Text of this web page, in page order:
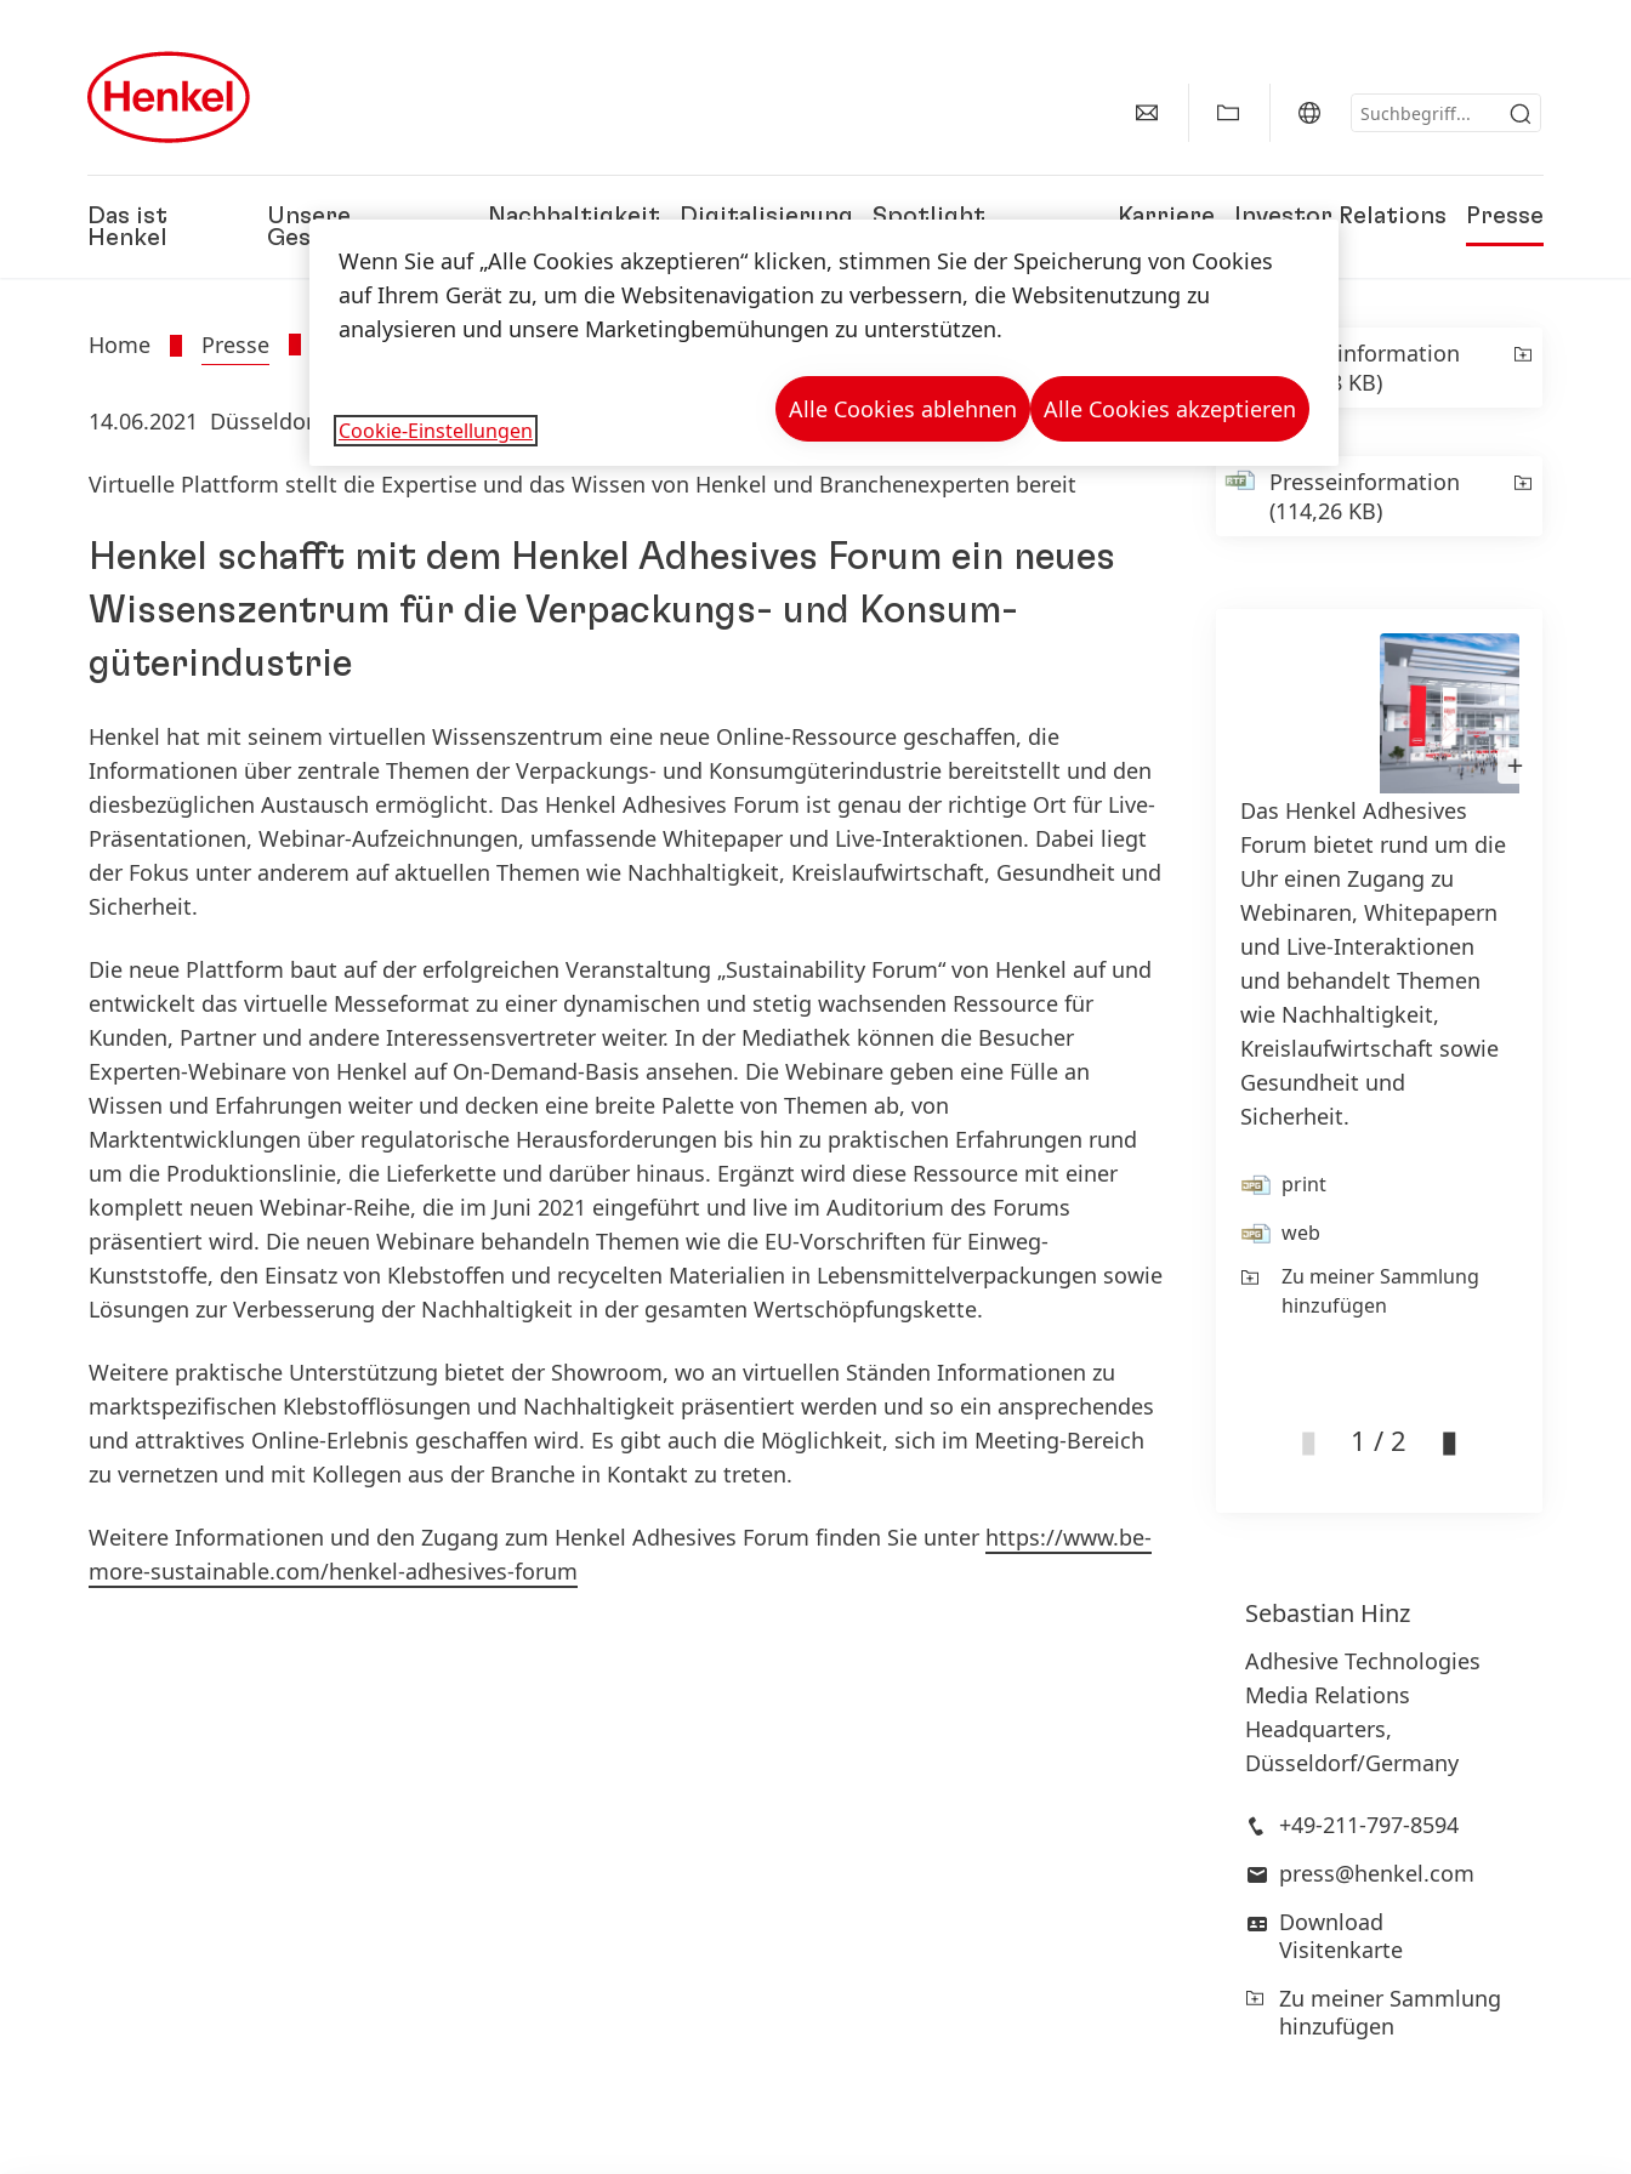
Das ist
Henkel
ziel­gerichtet zu gestalten. Erfahre,
wie wir Wandel als Chance nutzen
und Inno­vation, Nachhaltigkeit &
Ver­ant­wor­tung voran­treiben, um
eine bessere Zukunft zu schaffen.
Gemeinsam.
Unsere
Geschäfte
Nachhaltigkeit Digitalisierung
Spotlight
Karriere Investor Relations Presse
Home Presse Presseinformationen & -mappen
14.06.2021 Düsseldorf
Virtuelle Plattform stellt die Expertise und das Wissen von Henkel und Branchenexperten bereit
Henkel schafft mit dem Henkel Adhesives Forum ein neues
Wissens­zentrum für die Verpackungs- und Konsum­
güterindustrie
Henkel hat mit seinem virtuellen Wissenszentrum eine neue Online-Ressource geschaffen, die
Informationen über zentrale Themen der Verpackungs- und Konsumgüterindustrie bereitstellt und den
diesbezüglichen Austausch ermöglicht. Das Henkel Adhesives Forum ist genau der richtige Ort für Live-
Präsentationen, Webinar-Aufzeichnungen, umfassende Whitepaper und Live-Interaktionen. Dabei liegt
der Fokus unter anderem auf aktuellen Themen wie Nachhaltigkeit, Kreislaufwirtschaft, Gesundheit und
Sicherheit.
Die neue Plattform baut auf der erfolgreichen Veranstaltung „Sustainability Forum“ von Henkel auf und
entwickelt das virtuelle Messeformat zu einer dynamischen und stetig wachsenden Ressource für
Kunden, Partner und andere Interessensvertreter weiter. In der Mediathek können die Besucher
Experten-Webinare von Henkel auf On-Demand-Basis ansehen. Die Webinare geben eine Fülle an
Wissen und Erfahrungen weiter und decken eine breite Palette von Themen ab, von
Marktentwicklungen über regulatorische Herausforderungen bis hin zu praktischen Erfahrungen rund
um die Produktionslinie, die Lieferkette und darüber hinaus. Ergänzt wird diese Ressource mit einer
komplett neuen Webinar-Reihe, die im Juni 2021 eingeführt und live im Auditorium des Forums
präsentiert wird. Die neuen Webinare behandeln Themen wie die EU-Vorschriften für Einweg-
Kunststoffe, den Einsatz von Klebstoffen und recycelten Materialien in Lebensmittelverpackungen sowie
Lösungen zur Verbesserung der Nachhaltigkeit in der gesamten Wertschöpfungskette.
Weitere praktische Unterstützung bietet der Showroom, wo an virtuellen Ständen Informationen zu
marktspezifischen Klebstofflösungen und Nachhaltigkeit präsentiert werden und so ein ansprechendes
und attraktives Online-Erlebnis geschaffen wird. Es gibt auch die Möglichkeit, sich im Meeting-Bereich
zu vernetzen und mit Kollegen aus der Branche in Kontakt zu treten.
Weitere Informationen und den Zugang zum Henkel Adhesives Forum finden Sie unter https://www.be-
more-sustainable.com/henkel-adhesives-forum
Presseinformation
(402,88 KB)
Presseinformation
(114,26 KB)
Bild
in
Lightbox
Das Henkel Adhesives
Forum bietet rund um die
Uhr einen Zugang zu
Webinaren, Whitepapern
und Live-Interaktionen
und behandelt Themen
wie Nachhaltigkeit,
Kreislaufwirtschaft sowie
Gesundheit und
Sicherheit.
print
web
Zu meiner Sammlung
hinzufügen
1 / 2
Sebastian Hinz
Adhesive Technologies
Media Relations
Headquarters,
Düsseldorf/Germany
+49-211-797-8594
press@henkel.com
Download
Visitenkarte
Zu meiner Sammlung
hinzufügen
Wenn Sie auf „Alle Cookies akzeptieren“ klicken, stimmen Sie der Speicherung von Cookies
auf Ihrem Gerät zu, um die Websitenavigation zu verbessern, die Websitenutzung zu
analysieren und unsere Marketingbemühungen zu unterstützen.
Cookie-Einstellungen
Alle Cookies ablehnen Alle Cookies akzeptieren